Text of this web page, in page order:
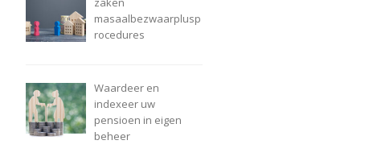
masaalbezwaarplusp
rocedures
Waardeer en
indexeer uw
pensioen in eigen
beheer